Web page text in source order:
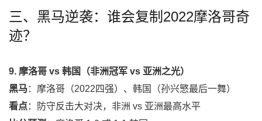
三、黑马逆袭：谁会复制2022摩洛哥奇
迹？
9. 摩洛哥 vs 韩国（非洲冠军 vs 亚洲之光）
黑马：摩洛哥（2022四强）、韩国（孙兴慜最后一舞）
看点：防守反击大对决，非洲 vs 亚洲最高水平